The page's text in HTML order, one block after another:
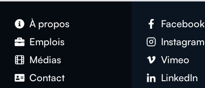
À pro­pos
Emplois
Médias
Con­tact
Face­book
Insta­gram
Vimeo
LinkedIn